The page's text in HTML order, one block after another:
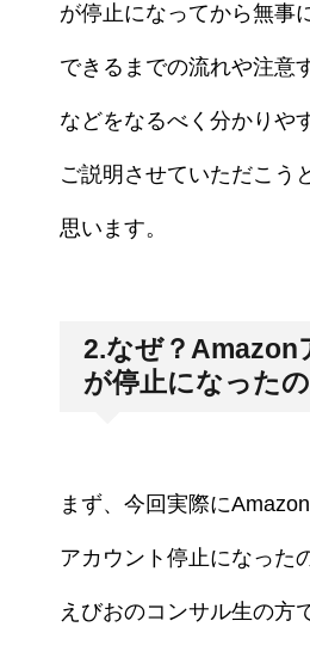
が停止になってから無事
できる までの流れや注意
などをなるべく分かりや
ご説明 させていただこう
思います。
2.なぜ？Amazon
が停止になった
まず、今回実際に
アカウント 停止になった
えびおのコンサル生の方